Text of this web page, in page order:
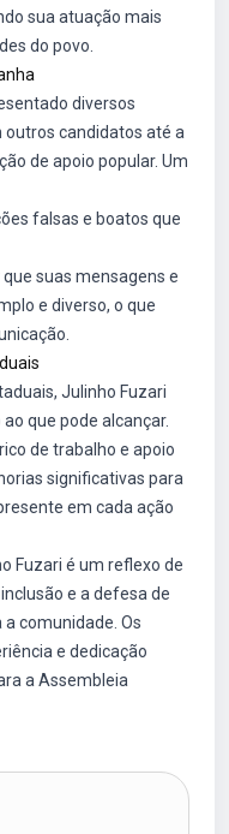
sua atuação mais
do povo.
diversos
outros candidatos até a
de apoio popular. Um
falsas e boatos que
suas mensagens e
e diverso, o que
Julinho Fuzari
que pode alcançar.
de trabalho e apoio
significativas para
em cada ação
Fuzari é um reflexo de
e a defesa de
comunidade. Os
e dedicação
a Assembleia